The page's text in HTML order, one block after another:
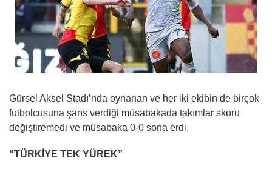
Gürsel Aksel Stadı’nda oynanan ve her iki ekibin de birçok
futbolcusuna şans verdiği müsabakada takımlar skoru
değiştiremedi ve müsabaka 0-0 sona erdi.
“TÜRKİYE TEK YÜREK”